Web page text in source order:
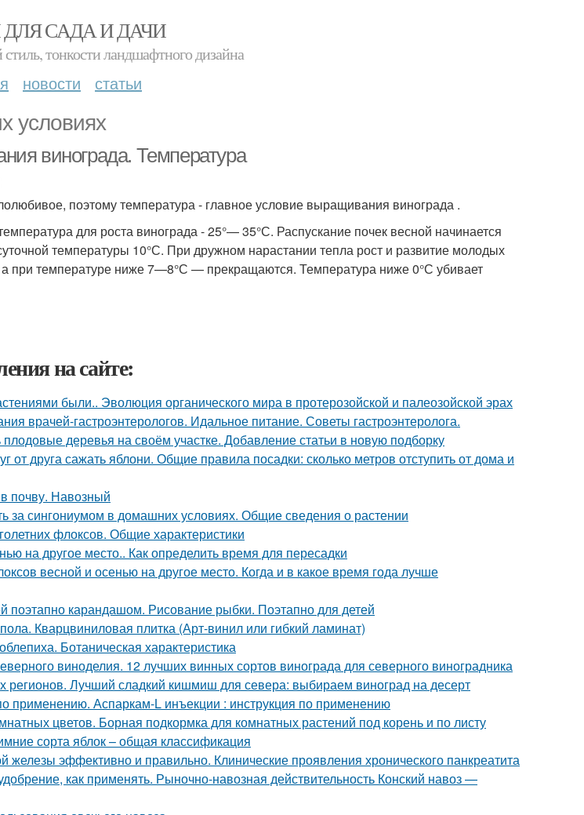
САДА И ДАЧИ
тонкости ландшафтного дизайна
новости статьи
условиях
винограда. Температура
поэтому температура - главное условие выращивания винограда .
для роста винограда - 25°— 35°С. Распускание почек весной начинается
температуры 10°С. При дружном нарастании тепла рост и развитие молодых
а при температуре ниже 7—8°С — прекращаются. Температура ниже 0°С убивает
на сайте:
были.. Эволюция органического мира в протерозойской и палеозойской эрах
врачей-гастроэнтерологов. Идальное питание. Советы гастроэнтеролога.
плодовые деревья на своём участке. Добавление статьи в новую подборку
от друга сажать яблони. Общие правила посадки: сколько метров отступить от дома и
почву. Навозный
за сингониумом в домашних условиях. Общие сведения о растении
флоксов. Общие характеристики
на другое место.. Как определить время для пересадки
весной и осенью на другое место. Когда и в какое время года лучше
поэтапно карандашом. Рисование рыбки. Поэтапно для детей
Кварцвиниловая плитка (Арт-винил или гибкий ламинат)
Ботаническая характеристика
виноделия. 12 лучших винных сортов винограда для северного виноградника
регионов. Лучший сладкий кишмиш для севера: выбираем виноград на десерт
применению. Аспаркам-L инъекции : инструкция по применению
цветов. Борная подкормка для комнатных растений под корень и по листу
сорта яблок – общая классификация
железы эффективно и правильно. Клинические проявления хронического панкреатита
как применять. Рыночно-навозная действительность Конский навоз —